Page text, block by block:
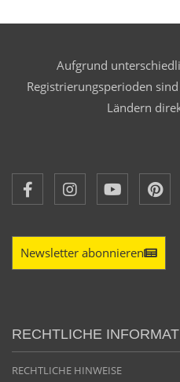
Aufgrund
Registrierungsperioden
Ländern
Newsletter abonnieren
RECHTLICHE
RECHTLICHE HINWEISE